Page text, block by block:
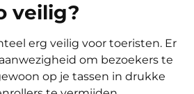
veilig?
erg veilig voor toeristen. Er
om bezoekers te
op je tassen in drukke